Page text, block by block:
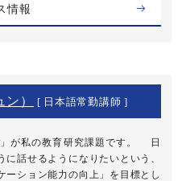
情報
） [ 日本語常勤講師 ]
が私の教育研究課題です。 日
話せるようになりたいという、
ーション能力の向上」を目標とし